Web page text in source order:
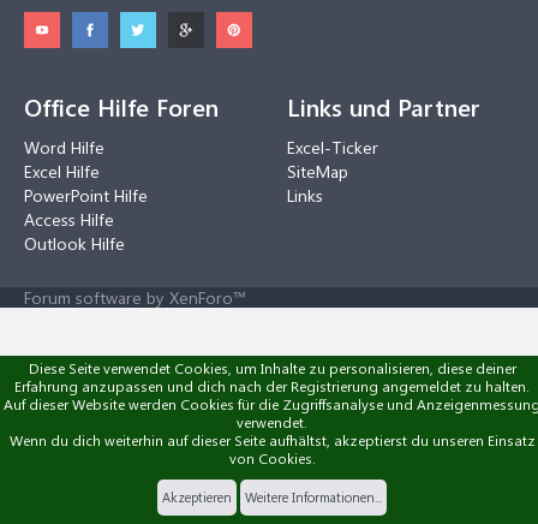
Office Hilfe Foren
Word Hilfe
Excel Hilfe
PowerPoint Hilfe
Access Hilfe
Outlook Hilfe
Links und Partner
Excel-Ticker
SiteMap
Links
Forum software by XenForo™
Diese Seite verwendet Cookies, um Inhalte zu personalisieren, diese deiner
Erfahrung anzupassen und dich nach der Registrierung angemeldet zu halten.
Auf dieser Website werden Cookies für die Zugriffsanalyse und
verwendet.
Wenn du dich weiterhin auf dieser Seite aufhältst, akzeptierst du unseren Einsatz
von Cookies.
Akzeptieren Weitere Informationen...